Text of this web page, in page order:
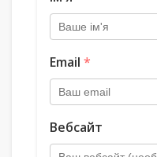
Email *
Вебсайт